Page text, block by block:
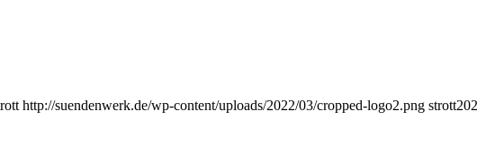
http://suendenwerk.de/wp-content/uploads/2022/03/cropped-logo2.png strott